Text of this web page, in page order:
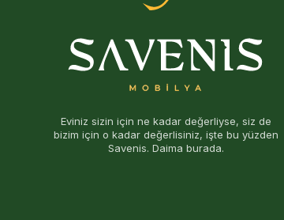
Eviniz sizin için ne kadar değerliyse, siz de
bizim için o kadar değerlisiniz, işte bu yüzden
Savenis. Daima burada.